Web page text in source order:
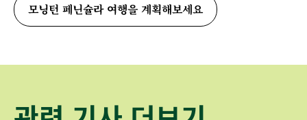
모닝턴 페닌슐라 여행을 계획해보세요